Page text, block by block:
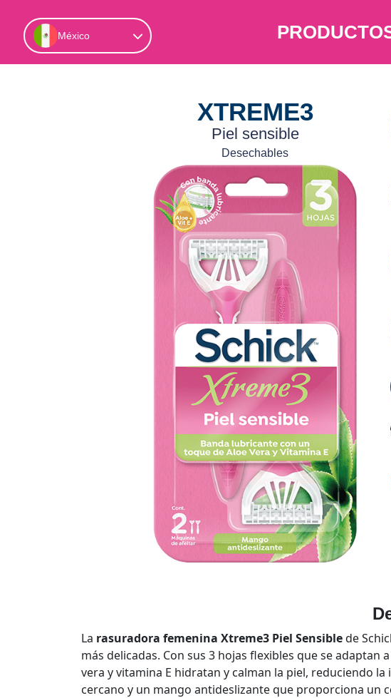
México
XTREME3
Piel sensible
Desechables
La rasuradora femenina Xtreme3 Piel Sensiblede
más delicadas. Con sus 3 hojas flexibles que se
vera y vitamina E hidratan y calman la piel, reduciendo
cercano y un mango antideslizante que proporciona un